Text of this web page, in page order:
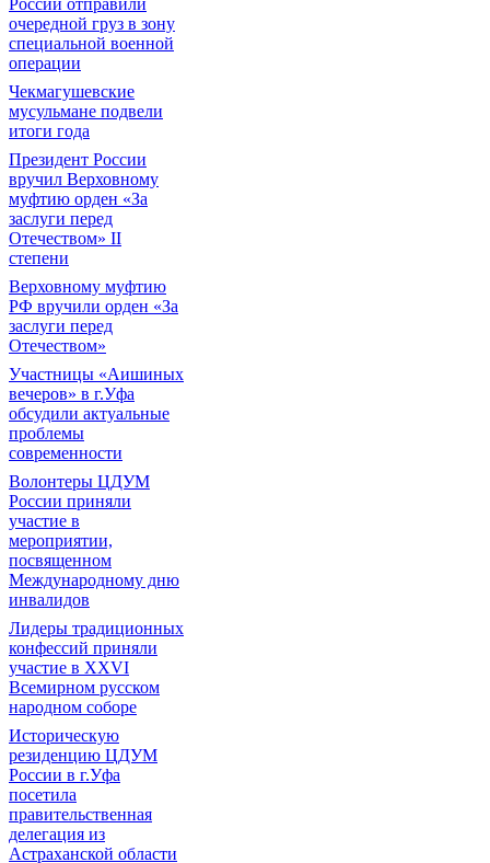
России отправили
очередной груз в зону
специальной военной
операции
Чекмагушевские
мусульмане подвели
итоги года
Президент России
вручил Верховному
муфтию орден «За
заслуги перед
Отечеством» II
степени
Верховному муфтию
РФ вручили орден «За
заслуги перед
Отечеством»
Участницы «Аишиных
вечеров» в г.Уфа
обсудили актуальные
проблемы
современности
Волонтеры ЦДУМ
России приняли
участие в
мероприятии,
посвященном
Международному дню
инвалидов
Лидеры традиционных
конфессий приняли
участие в XXVI
Всемирном русском
народном соборе
Историческую
резиденцию ЦДУМ
России в г.Уфа
посетила
правительственная
делегация из
Астраханской области